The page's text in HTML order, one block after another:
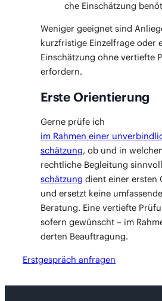
che Ein­schät­zung
Weni­ger geeig­net sind
kurz­fris­ti­ge Ein­zel­fra­ge oder
Ein­schät­zung ohne ver­tief­te
erfordern.
Erste Orientierung
Ger­ne prü­fe ich
im Rah­men einer
schät­zung, ob und in
recht­li­che Beglei­tung
schät­zung dient einer ers­ten
und ersetzt kei­ne
Bera­tung. Eine ver­tief­te
sofern gewünscht – im
der­ten Beauftragung.
Erst­ge­spräch anfragen